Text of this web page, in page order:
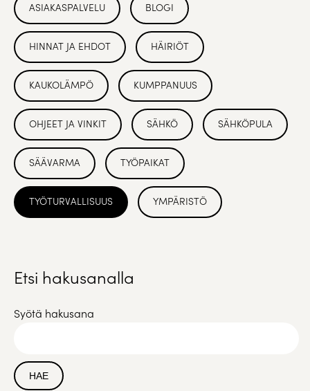
ASIAKASPALVELU BLOGI
HINNAT JA EHDOT HÄIRIÖT
KAUKOLÄMPÖ KUMPPANUUS
OHJEET JA VINKIT SÄHKÖ SÄHKÖPULA
SÄÄVARMA TYÖPAIKAT
TYÖTURVALLISUUS YMPÄRISTÖ
Etsi hakusanalla
Syötä hakusana